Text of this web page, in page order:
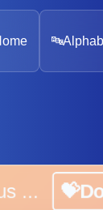
🔤
...